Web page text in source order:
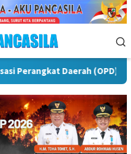
Ke-19, Plt Bupati Rejang